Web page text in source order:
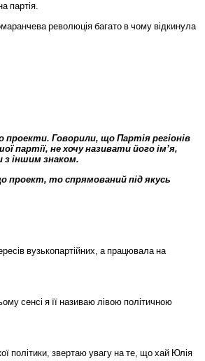
партія.
революція багато в чому відкинула
проекти. Говорили, що Партія регіонів
партії, не хочу називати його ім’я,
з іншим знаком.
проект, то спрямований під якусь
вузькопартійних, а працювала на
сенсі я її називаю лівою політичною
політики, звертаю увагу на те, що хай Юлія